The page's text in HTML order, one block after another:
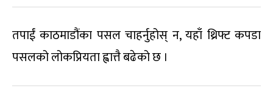
तपाईं काठमाडौंका पसल चाहर्नुहोस् न, यहाँ थ्रिफ्ट कपडा
पसलको लोकप्रियता ह्वात्तै बढेको छ ।